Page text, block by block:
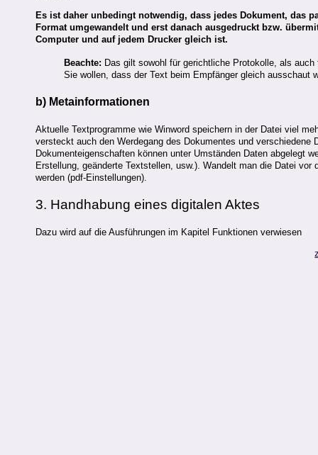
Es ist daher unbedingt notwendig, dass jedes Dokument, das
Format umgewandelt und erst danach ausgedruckt bzw.
Computer und auf jedem Drucker gleich ist.
Beachte: Das gilt sowohl für gerichtliche Protokolle, als
Sie wollen, dass der Text beim Empfänger gleich ausschaut
b) Metainformationen
Aktuelle Textprogramme wie Winword speichern in der Datei viel
versteckt auch den Werdegang des Dokumentes und
Dokumenteigenschaften können unter Umständen Daten abgelegt
Erstellung, geänderte Textstellen, usw.). Wandelt man die Datei
werden (pdf-Einstellungen).
3. Handhabung eines digitalen Aktes
Dazu wird auf die Ausführungen im Kapitel Funktionen verwiesen